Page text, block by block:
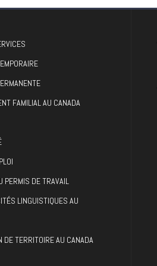
FAMILIAL AU CANADA
PERMIS DE TRAVAIL
LINGUISTIQUES AU
DE TERRITOIRE AU CANADA